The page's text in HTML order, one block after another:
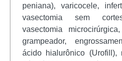
peniana), varicocele,
vasectomia sem
vasectomia
grampeador,
ácido hialurônico (Urofill),